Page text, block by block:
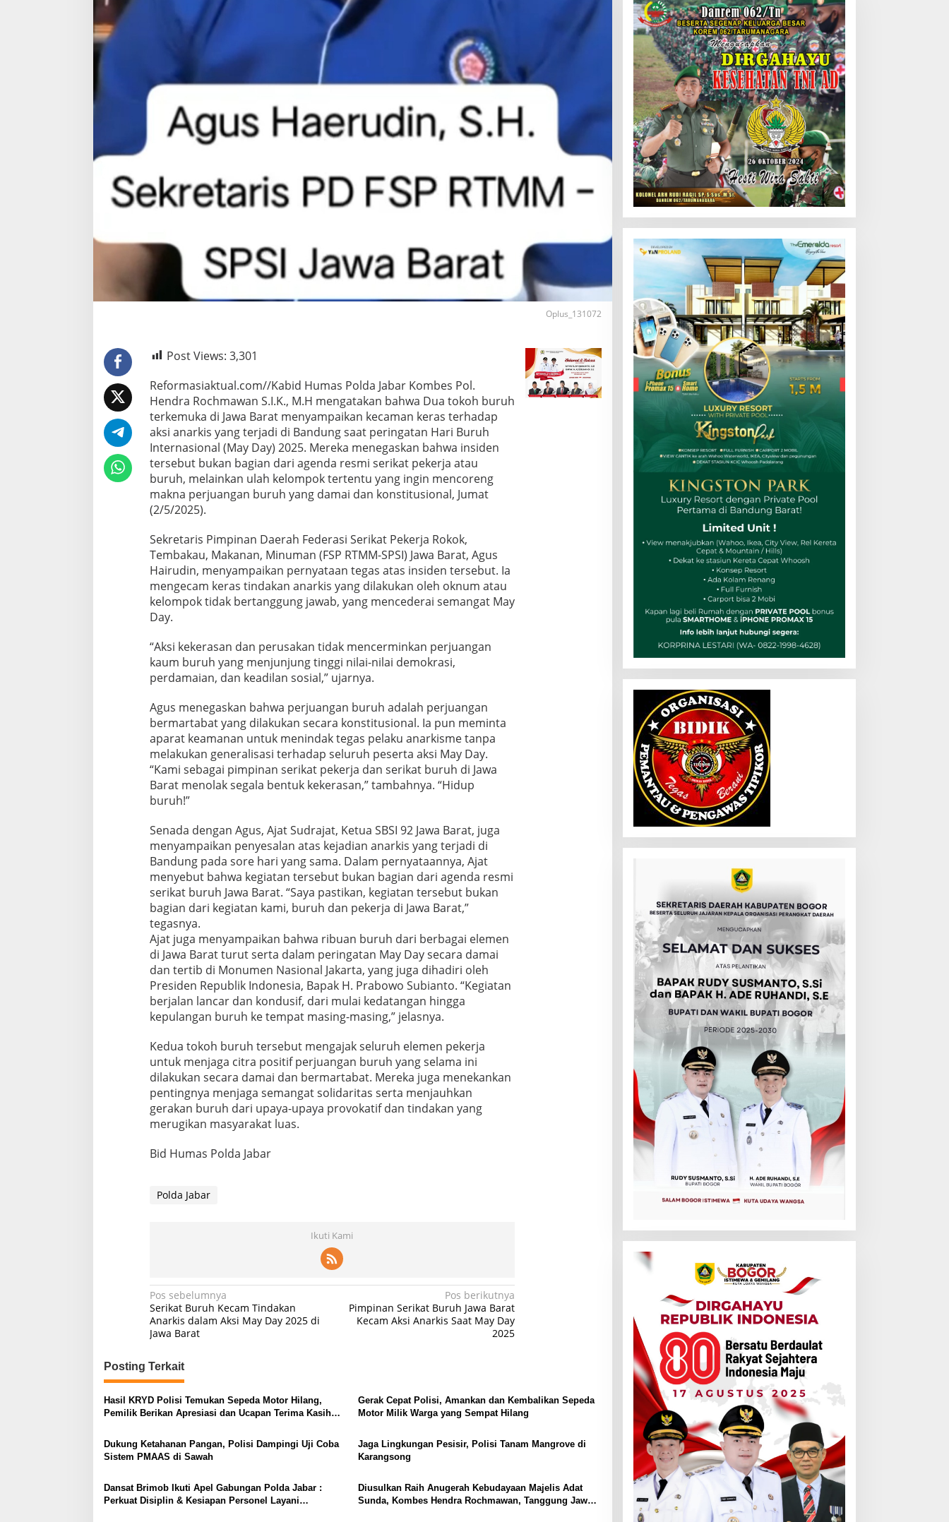
Oplus_131072
Post Views: 3,301
Reformasiaktual.com//Kabid Humas Polda Jabar Kombes Pol.
Hendra Rochmawan S.I.K., M.H mengatakan bahwa Dua tokoh buruh
terkemuka di Jawa Barat menyampaikan kecaman keras terhadap
aksi anarkis yang terjadi di Bandung saat peringatan Hari Buruh
Internasional (May Day) 2025. Mereka menegaskan bahwa insiden
tersebut bukan bagian dari agenda resmi serikat pekerja atau
buruh, melainkan ulah kelompok tertentu yang ingin mencoreng
makna perjuangan buruh yang damai dan konstitusional, Jumat
(2/5/2025).
Sekretaris Pimpinan Daerah Federasi Serikat Pekerja Rokok,
Tembakau, Makanan, Minuman (FSP RTMM-SPSI) Jawa Barat, Agus
Hairudin, menyampaikan pernyataan tegas atas insiden tersebut. Ia
mengecam keras tindakan anarkis yang dilakukan oleh oknum atau
kelompok tidak bertanggung jawab, yang mencederai semangat May
Day.
“Aksi kekerasan dan perusakan tidak mencerminkan perjuangan
kaum buruh yang menjunjung tinggi nilai-nilai demokrasi,
perdamaian, dan keadilan sosial,” ujarnya.
Agus menegaskan bahwa perjuangan buruh adalah perjuangan
bermartabat yang dilakukan secara konstitusional. Ia pun meminta
aparat keamanan untuk menindak tegas pelaku anarkisme tanpa
melakukan generalisasi terhadap seluruh peserta aksi May Day.
“Kami sebagai pimpinan serikat pekerja dan serikat buruh di Jawa
Barat menolak segala bentuk kekerasan,” tambahnya. “Hidup
buruh!”
Senada dengan Agus, Ajat Sudrajat, Ketua SBSI 92 Jawa Barat, juga
menyampaikan penyesalan atas kejadian anarkis yang terjadi di
Bandung pada sore hari yang sama. Dalam pernyataannya, Ajat
menyebut bahwa kegiatan tersebut bukan bagian dari agenda resmi
serikat buruh Jawa Barat. “Saya pastikan, kegiatan tersebut bukan
bagian dari kegiatan kami, buruh dan pekerja di Jawa Barat,”
tegasnya.
Ajat juga menyampaikan bahwa ribuan buruh dari berbagai elemen
di Jawa Barat turut serta dalam peringatan May Day secara damai
dan tertib di Monumen Nasional Jakarta, yang juga dihadiri oleh
Presiden Republik Indonesia, Bapak H. Prabowo Subianto. “Kegiatan
berjalan lancar dan kondusif, dari mulai kedatangan hingga
kepulangan buruh ke tempat masing-masing,” jelasnya.
Kedua tokoh buruh tersebut mengajak seluruh elemen pekerja
untuk menjaga citra positif perjuangan buruh yang selama ini
dilakukan secara damai dan bermartabat. Mereka juga menekankan
pentingnya menjaga semangat solidaritas serta menjauhkan
gerakan buruh dari upaya-upaya provokatif dan tindakan yang
merugikan masyarakat luas.
Bid Humas Polda Jabar
Polda Jabar
Ikuti Kami
Navigasi
pos
Pos sebelumnya
Serikat Buruh Kecam Tindakan
Anarkis dalam Aksi May Day 2025 di
Jawa Barat
Pos berikutnya
Pimpinan Serikat Buruh Jawa Barat
Kecam Aksi Anarkis Saat May Day
2025
Posting Terkait
Hasil KRYD Polisi Temukan Sepeda Motor Hilang,
Pemilik Berikan Apresiasi dan Ucapan Terima Kasih
Gerak Cepat Polisi, Amankan dan Kembalikan Sepeda
Motor Milik Warga yang Sempat Hilang
Dukung Ketahanan Pangan, Polisi Dampingi Uji Coba
Sistem PMAAS di Sawah
Jaga Lingkungan Pesisir, Polisi Tanam Mangrove di
Karangsong
Dansat Brimob Ikuti Apel Gabungan Polda Jabar :
Perkuat Disiplin & Kesiapan Personel Layani
Diusulkan Raih Anugerah Kebudayaan Majelis Adat
Sunda, Kombes Hendra Rochmawan, Tanggung Jawab